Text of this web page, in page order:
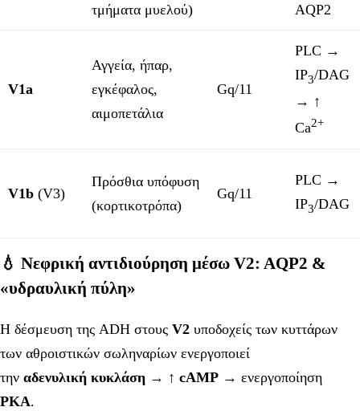
τμήματα μυελού)
AQP2
V1a
Αγγεία, ήπαρ,
εγκέφαλος,
αιμοπετάλια
Gq/11
PLC →
IP3/DAG
→ ↑
Ca2+
V1b (V3)
Πρόσθια υπόφυση
(κορτικοτρόπα)
Gq/11
PLC →
IP3/DAG
💧 Νεφρική αντιδιούρηση μέσω V2: AQP2 &
«υδραυλική πύλη»
Η δέσμευση της ADH στους V2 υποδοχείς των κυττάρων
των αθροιστικών σωληναρίων ενεργοποιεί
την αδενυλική κυκλάση → ↑ cAMP → ενεργοποίηση
PKA.